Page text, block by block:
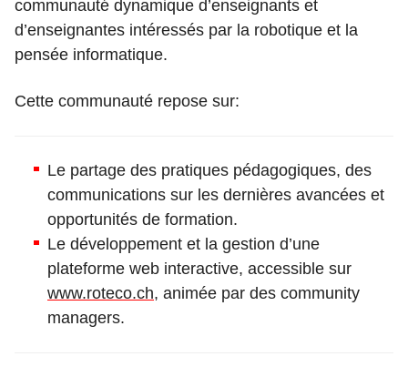
communauté dynamique d’enseignants et
d’enseignantes intéressés par la robotique et la
pensée informatique.
Cette communauté repose sur:
Le partage des pratiques pédagogiques, des
communications sur les dernières avancées et
opportunités de formation.
Le développement et la gestion d’une
plateforme web interactive, accessible sur
www.roteco.ch, animée par des community
managers.